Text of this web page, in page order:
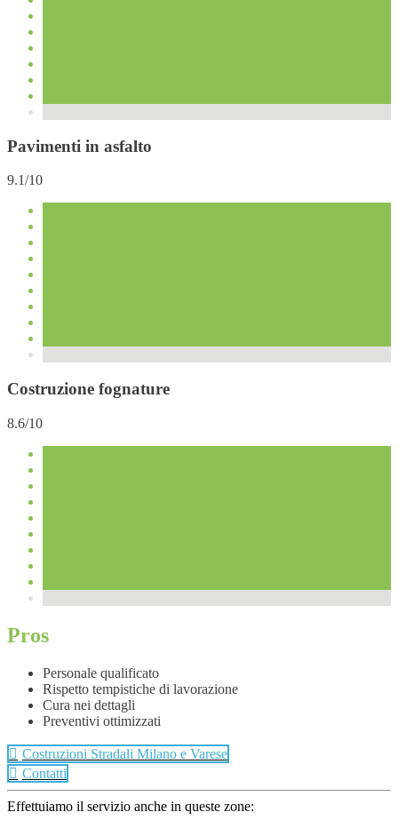
Pavimenti in asfalto
9.1/10
Costruzione fognature
8.6/10
Pros
Personale qualificato
Rispetto tempistiche di lavorazione
Cura nei dettagli
Preventivi ottimizzati
Costruzioni Stradali Milano e Varese
Contatti
Effettuiamo il servizio anche in queste zone: